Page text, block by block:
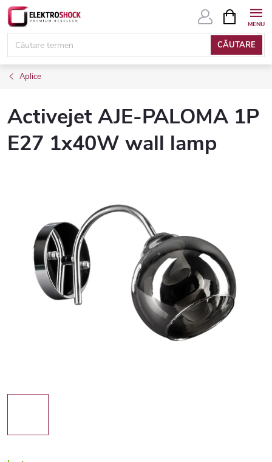
Treci
conținut
CĂUTARE
COŞ
DE
Aplice
Activejet AJE-PALOMA 1P
E27 1x40W wall lamp